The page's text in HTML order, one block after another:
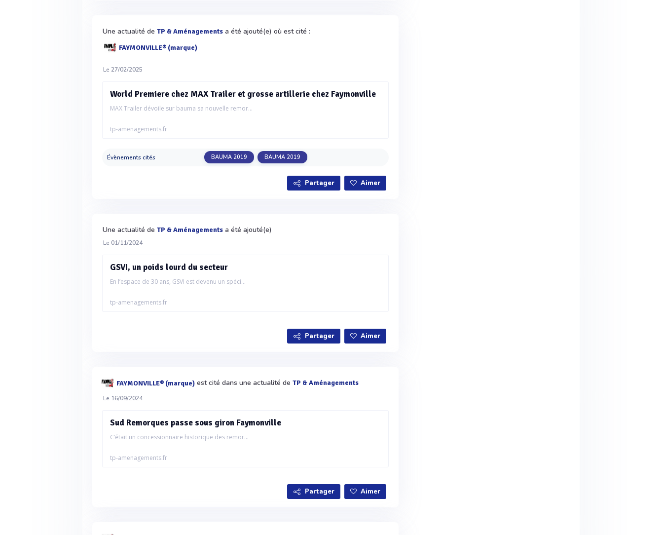
Une actualité deTP & Aménagements a été ajouté(e) où est cité :
FAYMONVILLE® (marque)
Le 27/02/2025
World Premiere chez MAX Trailer et grosse artillerie chez Faymonville
MAX Trailer dévoile sur bauma sa nouvelle remor...
tp-amenagements.fr
Évènements cités BAUMA 2019 BAUMA 2019
Partager Aimer
Une actualité deTP & Aménagements a été ajouté(e)
Le 01/11/2024
GSVI, un poids lourd du secteur
En l’espace de 30 ans, GSVI est devenu un spéci...
tp-amenagements.fr
Partager Aimer
FAYMONVILLE® (marque) est cité dans une actualité deTP & Aménagements
Le 16/09/2024
Sud Remorques passe sous giron Faymonville
C’était un concessionnaire historique des remor...
tp-amenagements.fr
Partager Aimer